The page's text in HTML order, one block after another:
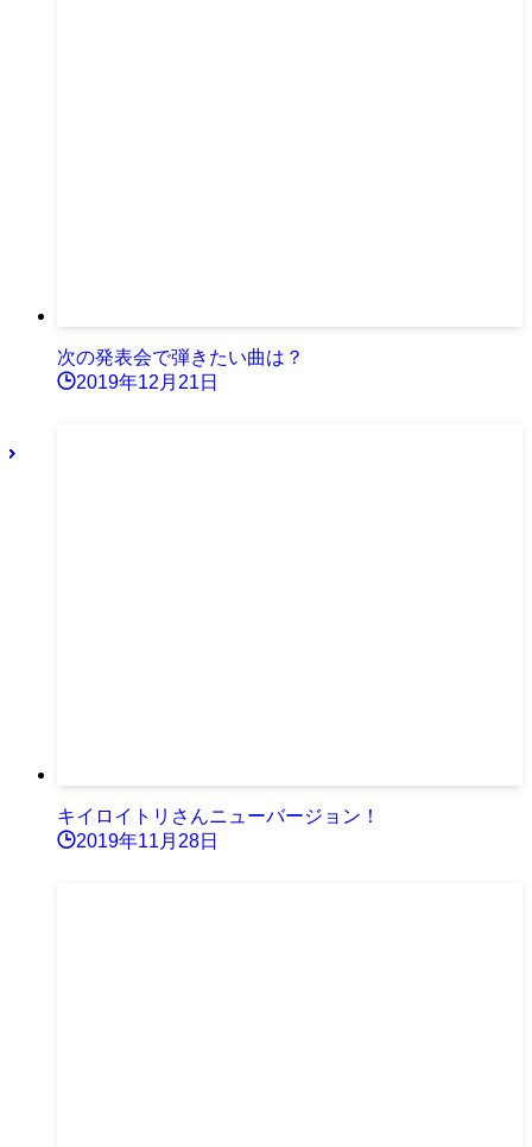
次の発表会で弾きたい曲は？
2019年12月21日
キイロイトリさんニューバージョン！
2019年11月28日